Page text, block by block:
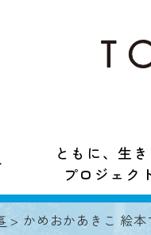
ともに、生き
プロジェク
> かめおかあきこ 絵本